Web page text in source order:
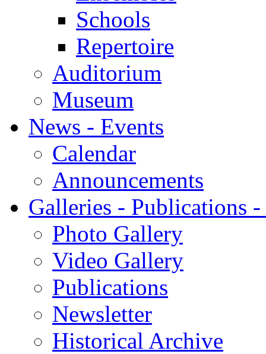
Schools
Repertoire
Auditorium
Museum
News - Events
Calendar
Announcements
Galleries - Publications
Photo Gallery
Video Gallery
Publications
Newsletter
Historical Archive